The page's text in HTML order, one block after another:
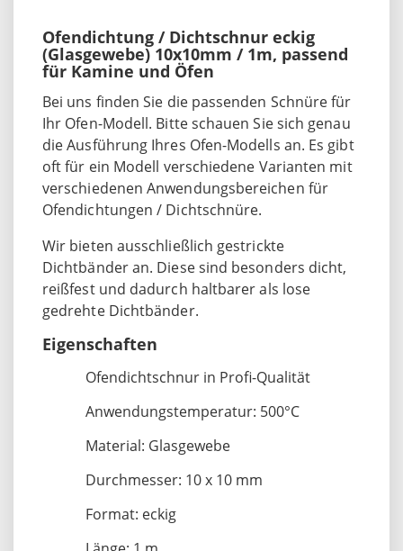
Ofendichtung / Dichtschnur eckig
(Glasgewebe) 10x10mm / 1m, passend
für Kamine und Öfen
Bei uns finden Sie die passenden Schnüre für
Ihr Ofen-Modell. Bitte schauen Sie sich genau
die Ausführung Ihres Ofen-Modells an. Es gibt
oft für ein Modell verschiedene Varianten mit
verschiedenen Anwendungsbereichen für
Ofendichtungen / Dichtschnüre.
Wir bieten ausschließlich gestrickte
Dichtbänder an. Diese sind besonders dicht,
reißfest und dadurch haltbarer als lose
gedrehte Dichtbänder.
Eigenschaften
Ofendichtschnur in Profi-Qualität
Anwendungstemperatur: 500°C
Material: Glasgewebe
Durchmesser: 10 x 10 mm
Format: eckig